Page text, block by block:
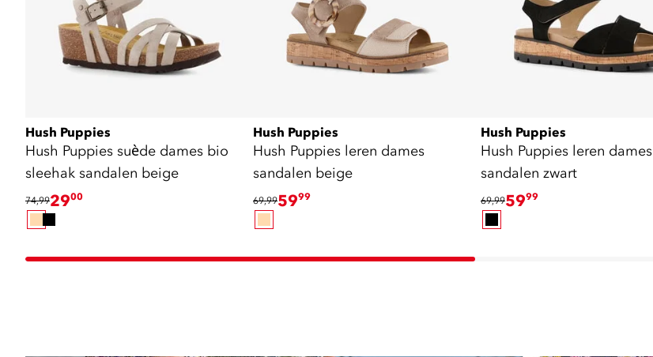
Hush Puppies
Hush Puppies suède dames bio
sleehak sandalen beige
74,992900
Hush Puppies
Hush Puppies leren dames
sandalen beige
69,995999
Hush Puppies
Hush Puppies leren dames
sandalen zwart
69,995999